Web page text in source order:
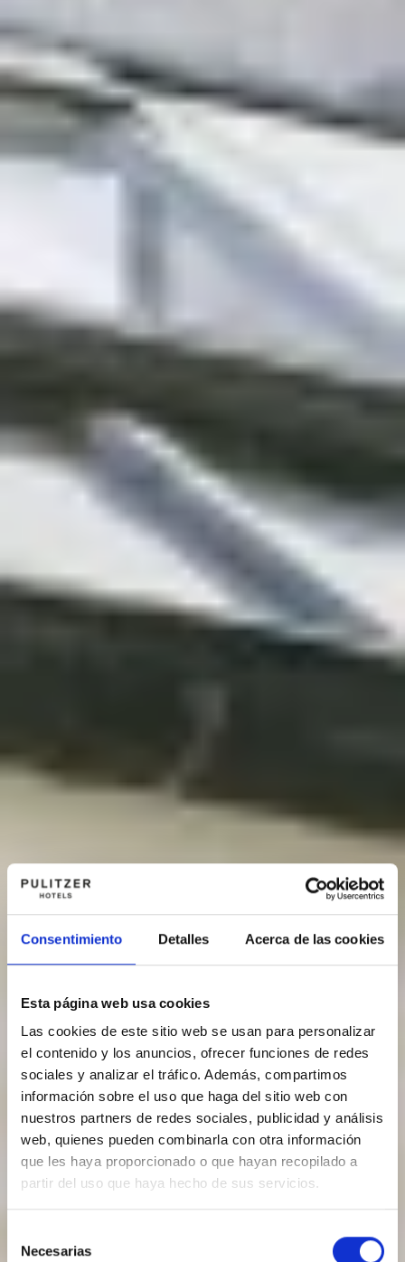
Consentimiento Detalles Acerca de las cookies
Esta página web usa cookies
Las cookies de este sitio web se usan para personalizar
el contenido y los anuncios, ofrecer funciones de redes
sociales y analizar el tráfico. Además, compartimos
información sobre el uso que haga del sitio web con
nuestros partners de redes sociales, publicidad y análisis
web, quienes pueden combinarla con otra información
que les haya proporcionado o que hayan recopilado a
partir del uso que haya hecho de sus servicios.
Necesarias